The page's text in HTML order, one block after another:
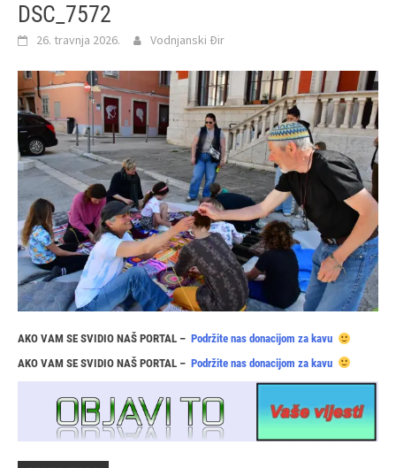
DSC_7572
26. travnja 2026. Vodnjanski Đir
AKO VAM SE SVIDIO NAŠ PORTAL – Podržite nas donacijom za kavu
AKO VAM SE SVIDIO NAŠ PORTAL – Podržite nas donacijom za kavu